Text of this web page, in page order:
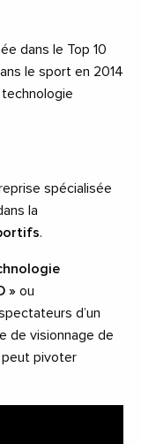
dans le Top 10
le sport en 2014
spécialisée
la
.
» ou
d’un
de visionnage de
peut pivoter